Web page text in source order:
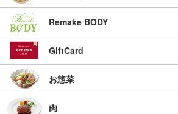
Remake BODY
GiftCard
お惣菜
肉